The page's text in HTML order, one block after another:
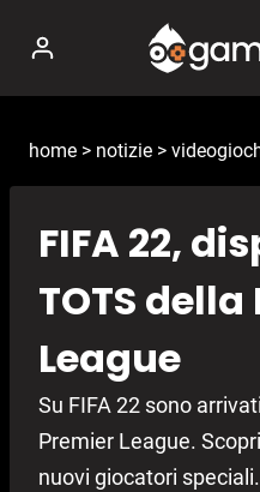
contenuto
home > notizie >
FIFA 22,
TOTS
League
Su FIFA 22 sono
Premier League.
nuovi giocatori speciali.